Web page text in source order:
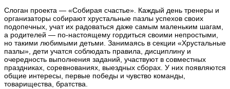
Слоган проекта — «Собирая счастье». Каждый день тренеры и
организаторы собирают хрустальные пазлы успехов своих
подопечных, учат их радоваться даже самым маленьким шагам,
а родителей — по-настоящему гордиться своими непростыми,
но такими любимыми детьми. Занимаясь в секции «Хрустальные
пазлы», дети учатся соблюдать правила, дисциплину и
очередность выполнения заданий, участвуют в совместных
праздниках, соревнованиях, выездных сборах. У них появляются
общие интересы, первые победы и чувство команды,
товарищества, братства.